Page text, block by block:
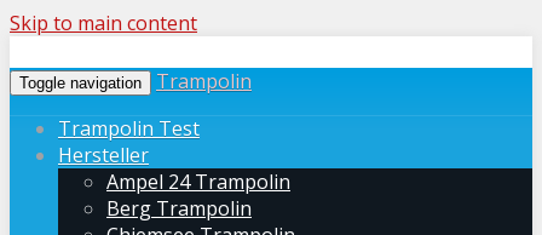
Skip to main content
Toggle navigation
Trampolin
Trampolin Test
Hersteller
Ampel 24 Trampolin
Berg Trampolin